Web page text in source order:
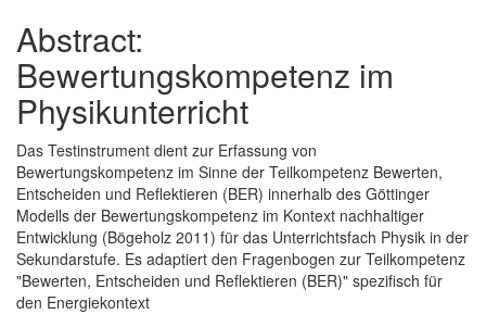
Abstract:
Bewertungskompetenz im
Physikunterricht
Das Testinstrument dient zur Erfassung von
Bewertungskompetenz im Sinne der Teilkompetenz Bewerten,
Entscheiden und Reflektieren (BER) innerhalb des Göttinger
Modells der Bewertungskompetenz im Kontext nachhaltiger
Entwicklung (Bögeholz 2011) für das Unterrichtsfach Physik in der
Sekundarstufe. Es adaptiert den Fragenbogen zur Teilkompetenz
"Bewerten, Entscheiden und Reflektieren (BER)" spezifisch für
den Energiekontext